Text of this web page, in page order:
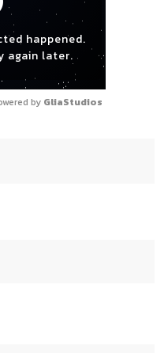
happened.
again later.
by GliaStudios